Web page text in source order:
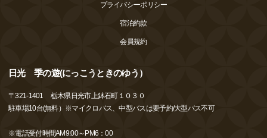
プライバシーポリシー
宿泊約款
会員規約
日光 季の遊(にっこうときのゆう）
〒321-1401
栃木県日光市上鉢石町１０３０
駐車場10台(無料）※マイクロバス、中型バスは要予約/大型バス不可
※電話受付時間AM9:00～PM6：00